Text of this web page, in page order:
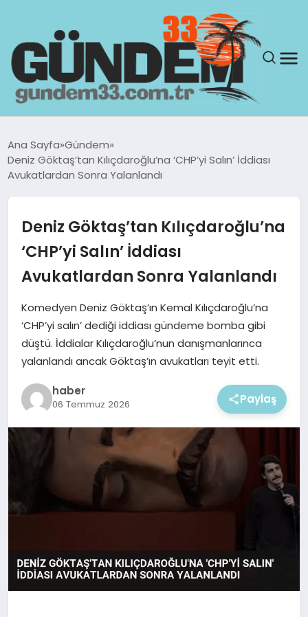
GÜNDEM
TEKNOLOJI
EKONOMI
MAGAZIN
Ana Sayfa Gündem
Deniz Göktaş’tan Kılıçdaroğlu’na ‘CHP’yi Salın’ İddiası
Avukatlardan Sonra Yalanlandı
Deniz Göktaş’tan Kılıçdaroğlu’na
‘CHP’yi Salın’ İddiası
Avukatlardan Sonra Yalanlandı
Komedyen Deniz Göktaş’ın Kemal Kılıçdaroğlu’na
‘CHP’yi salın’ dediği iddiası gündeme bomba gibi
düştü. İddialar Kılıçdaroğlu’nun danışmanlarınca
yalanlandı ancak Göktaş’ın avukatları teyit etti.
haber
06 Temmuz 2026 Paylaş